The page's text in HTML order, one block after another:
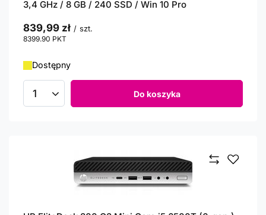
3,4 GHz / 8 GB / 240 SSD / Win 10 Pro
839,99 zł / szt.
8399.90 PKT
Dostępny
Ilość produktów Do koszyka